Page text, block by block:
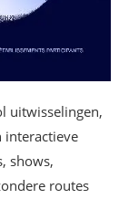
uitwisselingen,
interactieve
shows,
routes